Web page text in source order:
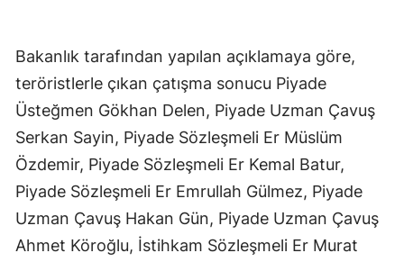
Bakanlık tarafından yapılan açıklamaya göre,
teröristlerle çıkan çatışma sonucu Piyade
Üsteğmen Gökhan Delen, Piyade Uzman Çavuş
Serkan Sayin, Piyade Sözleşmeli Er Müslüm
Özdemir, Piyade Sözleşmeli Er Kemal Batur,
Piyade Sözleşmeli Er Emrullah Gülmez, Piyade
Uzman Çavuş Hakan Gün, Piyade Uzman Çavuş
Ahmet Köroğlu, İstihkam Sözleşmeli Er Murat